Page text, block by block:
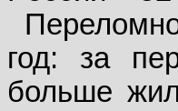
год: за
больше